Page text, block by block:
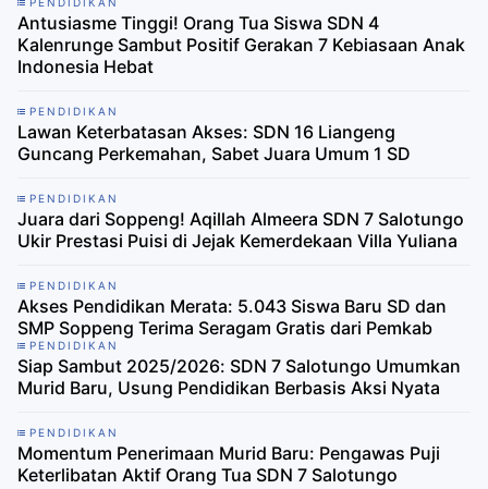
Antusiasme Tinggi! Orang Tua Siswa SDN 4
Kalenrunge Sambut Positif Gerakan 7 Kebiasaan Anak
Indonesia Hebat
PENDIDIKAN
Lawan Keterbatasan Akses: SDN 16 Liangeng
Guncang Perkemahan, Sabet Juara Umum 1 SD
PENDIDIKAN
Juara dari Soppeng! Aqillah Almeera SDN 7 Salotungo
Ukir Prestasi Puisi di Jejak Kemerdekaan Villa Yuliana
PENDIDIKAN
Akses Pendidikan Merata: 5.043 Siswa Baru SD dan
SMP Soppeng Terima Seragam Gratis dari Pemkab
PENDIDIKAN
Siap Sambut 2025/2026: SDN 7 Salotungo Umumkan
Murid Baru, Usung Pendidikan Berbasis Aksi Nyata
PENDIDIKAN
Momentum Penerimaan Murid Baru: Pengawas Puji
Keterlibatan Aktif Orang Tua SDN 7 Salotungo